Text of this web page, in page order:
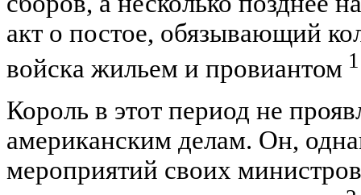
акт о постое, обязывающий
войска жильем и провиантом 1
Король в этот период не
американским делам. Он,
мероприятий своих